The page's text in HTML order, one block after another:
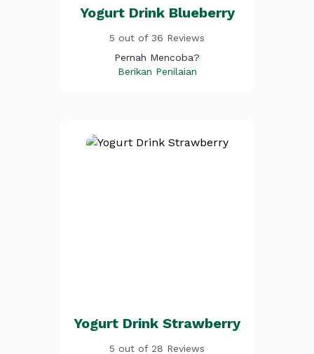
Yogurt Drink Blueberry
5 out of 36 Reviews
Pernah Mencoba?
Berikan Penilaian
Yogurt Drink Strawberry
5 out of 28 Reviews